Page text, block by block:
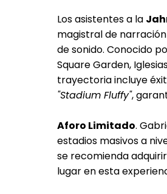
Los asistentes a la
magistral de
de sonido. Conocido
Square Garden,
trayectoria incluye
"Stadium Fluffy",
Aforo Limitado.
estadios masivos a
se recomienda
lugar en esta